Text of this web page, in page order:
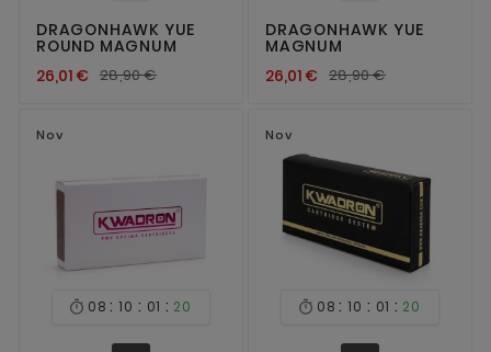
DRAGONHAWK YUE
ROUND MAGNUM
26,01 € 28,90 €
DRAGONHAWK YUE
MAGNUM
26,01 € 28,90 €
Nov
 08 : 10 : 01 : 20
Nov
 08 : 10 : 01 : 20